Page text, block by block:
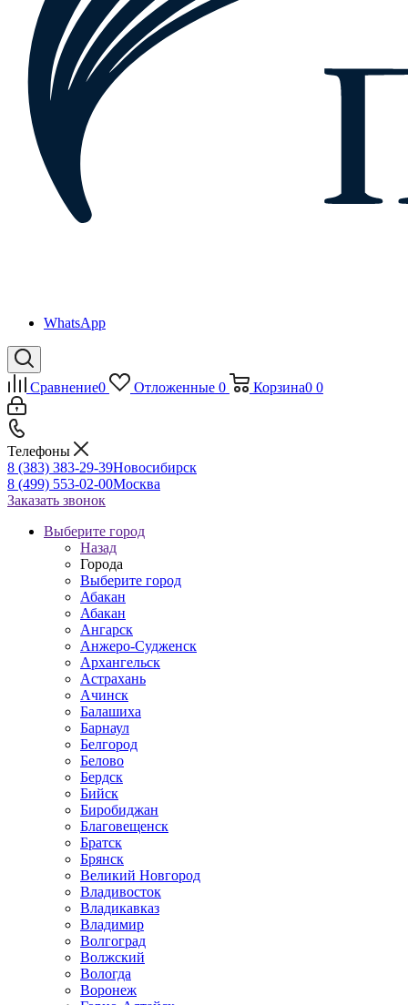
WhatsApp
Сравнение0 Отложенные 0 Корзина0 0
Телефоны
8 (383) 383-29-39Новосибирск
8 (499) 553-02-00Москва
Заказать звонок
Выберите город
Назад
Города
Выберите город
Абакан
Абакан
Ангарск
Анжеро-Судженск
Архангельск
Астрахань
Ачинск
Балашиха
Барнаул
Белгород
Белово
Бердск
Бийск
Биробиджан
Благовещенск
Братск
Брянск
Великий Новгород
Владивосток
Владикавказ
Владимир
Волгоград
Волжский
Вологда
Воронеж